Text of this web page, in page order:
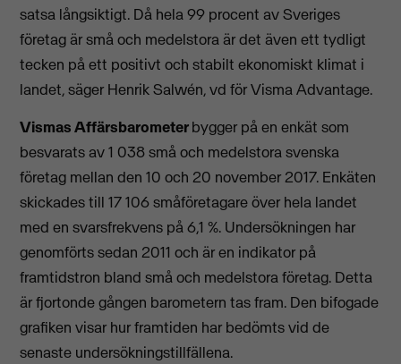
satsa långsiktigt. Då hela 99 procent av Sveriges
företag är små och medelstora är det även ett tydligt
tecken på ett positivt och stabilt ekonomiskt klimat i
landet, säger Henrik Salwén, vd för Visma Advantage.
Vismas Affärsbarometerbygger på en enkät som
besvarats av 1 038 små och medelstora svenska
företag mellan den 10 och 20 november 2017. Enkäten
skickades till 17 106 småföretagare över hela landet
med en svarsfrekvens på 6,1 %. Undersökningen har
genomförts sedan 2011 och är en indikator på
framtidstron bland små och medelstora företag. Detta
är fjortonde gången barometern tas fram. Den bifogade
grafiken visar hur framtiden har bedömts vid de
senaste undersökningstillfällena.